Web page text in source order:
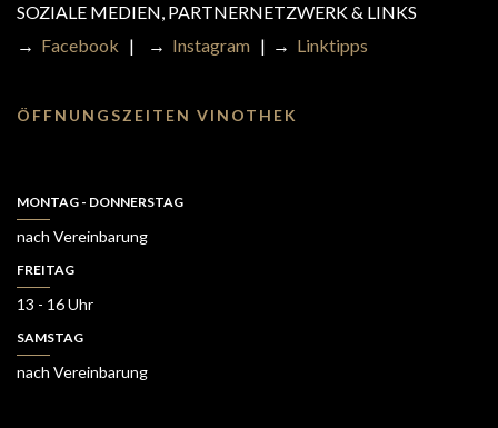
SOZIALE MEDIEN, PARTNERNETZWERK & LINKS
→ Facebook | → Instagram | → Linktipps
ÖFFNUNGSZEITEN VINOTHEK
MONTAG - DONNERSTAG
nach Vereinbarung
FREITAG
13 - 16 Uhr
SAMSTAG
nach Vereinbarung